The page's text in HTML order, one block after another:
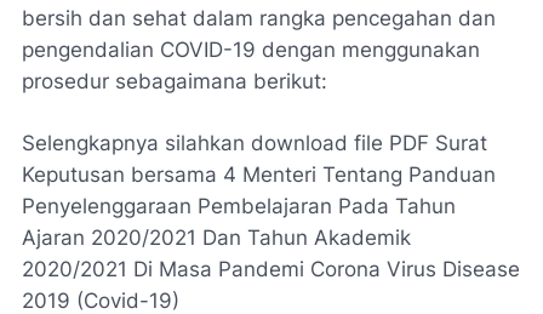
bersih dan sehat dalam rangka pencegahan dan
pengendalian COVID-19 dengan menggunakan
prosedur sebagaimana berikut:
Selengkapnya silahkan download file PDF Surat
Keputusan bersama 4 Menteri Tentang Panduan
Penyelenggaraan Pembelajaran Pada Tahun
Ajaran 2020/2021 Dan Tahun Akademik
2020/2021 Di Masa Pandemi Corona Virus Disease
2019 (Covid-19)